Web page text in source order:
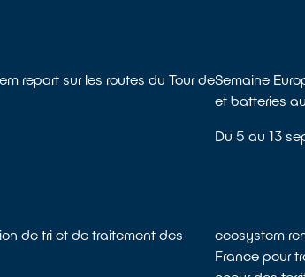
repart sur les routes du Tour deSemaine
et batteries
Du 5 au 13
de tri et de traitement des
ecosystem
France pour